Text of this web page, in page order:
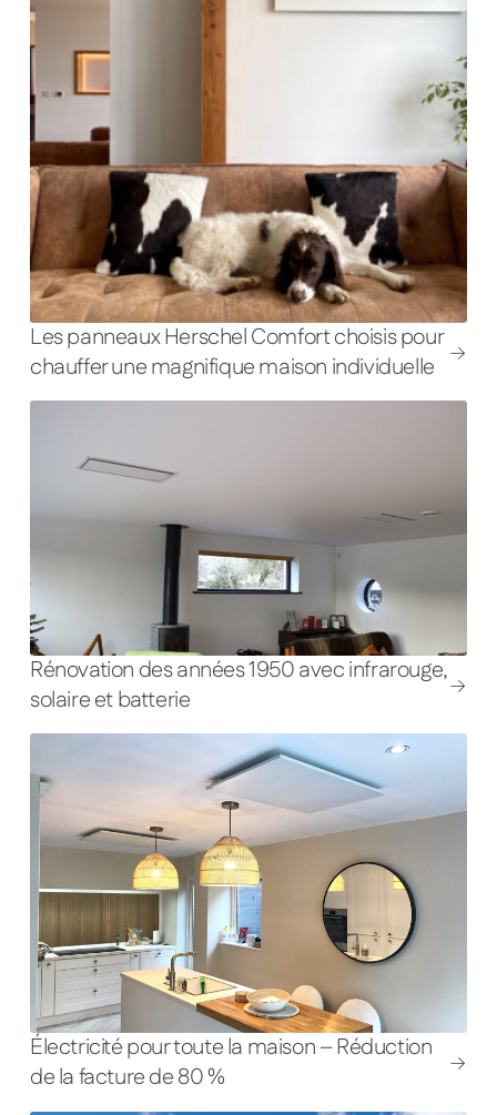
Les panneaux Herschel Comfort choisis pour
chauffer une magnifique maison individuelle
Rénovation des années 1950 avec infrarouge,
solaire et batterie
Électricité pour toute la maison – Réduction
de la facture de 80 %